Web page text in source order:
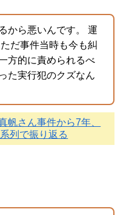
から悪いんです。 運
だ事件当時も今も糾
方的に責められるべ
た実行犯のクズなん
帆さん事件から7年、
列で振り返る